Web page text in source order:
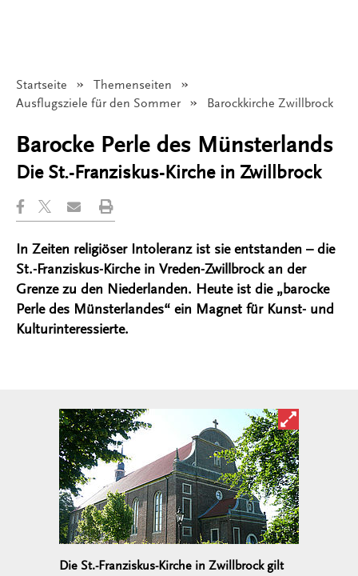
Startseite
Themenseiten
Ausflugsziele für den Sommer
Angezeigt:
Barockkirche Zwillbrock
Barocke Perle des Münsterlands
Die St.-Franziskus-Kirche in Zwillbrock
In Zeiten religiöser Intoleranz ist sie entstanden – die
St.-Franziskus-Kirche in Vreden-Zwillbrock an der
Grenze zu den Niederlanden. Heute ist die „barocke
Perle des Münsterlandes“ ein Magnet für Kunst- und
Kulturinteressierte.
Bild in
Die St.-Franziskus-Kirche in Zwillbrock gilt